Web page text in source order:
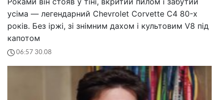
усіма — легендарний Chevrolet Corvette C4 80-х
років. Без іржі, зі знімним дахом і культовим V8 під
капотом
06:57 30.08